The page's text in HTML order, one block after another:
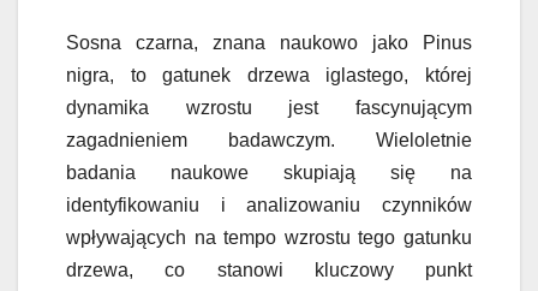
Sosna czarna, znana naukowo jako Pinus
nigra, to gatunek drzewa iglastego, której
dynamika wzrostu jest fascynującym
zagadnieniem badawczym. Wieloletnie
badania naukowe skupiają się na
identyfikowaniu i analizowaniu czynników
wpływających na tempo wzrostu tego gatunku
drzewa, co stanowi kluczowy punkt